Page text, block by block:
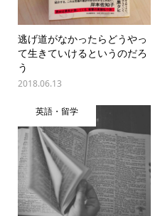
逃げ道がなかったらどうやっ
て生きていけるというのだろ
う
2018.06.13
英語・留学